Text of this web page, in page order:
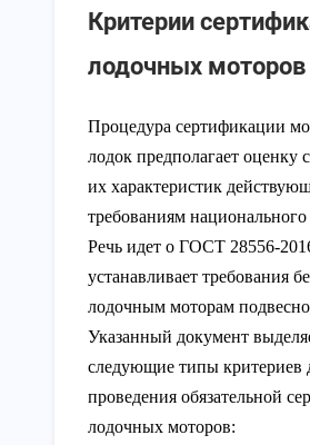
Критерии
лодочных моторов
Процедура сертификации
лодок предполагает оценку
их характеристик
требованиям национального
Речь идет о ГОСТ 28556-
устанавливает требования
лодочным моторам
Указанный документ
следующие типы критериев
проведения обязательной
лодочных моторов: